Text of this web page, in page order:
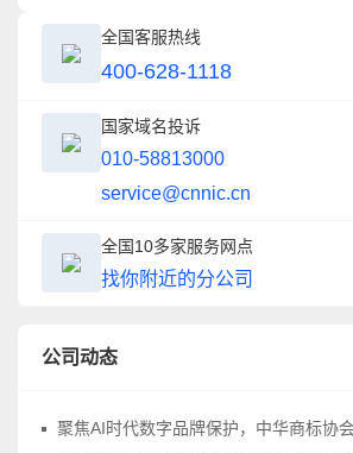
全国客服热线
400-628-1118
国家域名投诉
010-58813000
service@cnnic.cn
全国10多家服务网点
找你附近的分公司
公司动态
聚焦AI时代数字品牌保护，中华商标协会商标品牌域名与网